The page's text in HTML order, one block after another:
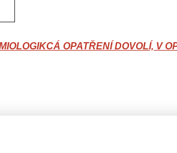
OPATŘENÍ DOVOLÍ, V